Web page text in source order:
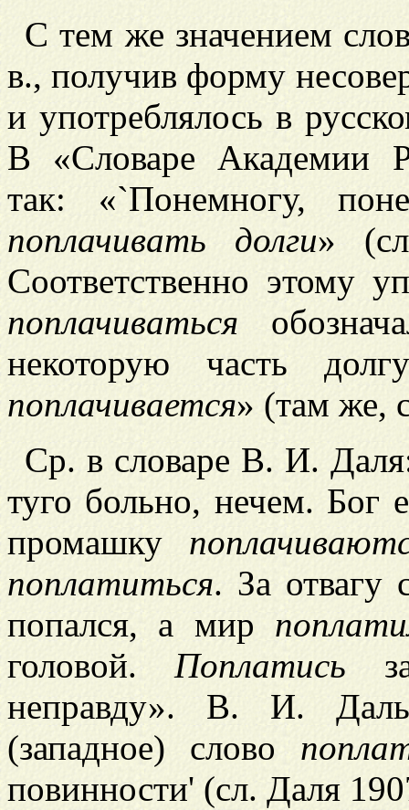
С тем же значением
в., получив форму
и употреблялось в
В «Словаре Академии
так: «`Понемногу,
поплачивать долги»
Соответственно этому
поплачиваться
некоторую часть
поплачивается» (там же,
Ср. в словаре В. И.
туго больно, нечем. Бог
промашку
поплатиться. За отвагу
попался, а мир
головой.Поплатись
неправду». В. И. Даль
(западное) слово
повинности' (сл. Даля